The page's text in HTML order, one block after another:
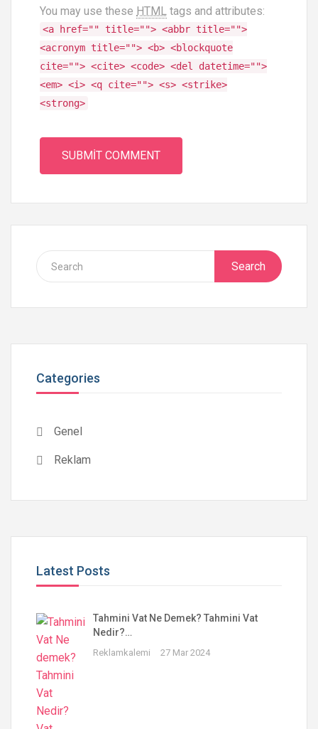
You may use these HTML tags and attributes:
<a href="" title=""> <abbr title="">
<acronym title=""> <b> <blockquote
cite=""> <cite> <code> <del datetime="">
<em> <i> <q cite=""> <s> <strike>
<strong>
Search
Categories
Genel
Reklam
Latest Posts
Tahmini Vat Ne Demek? Tahmini Vat
Nedir?…
Reklamkalemi 27 Mar 2024